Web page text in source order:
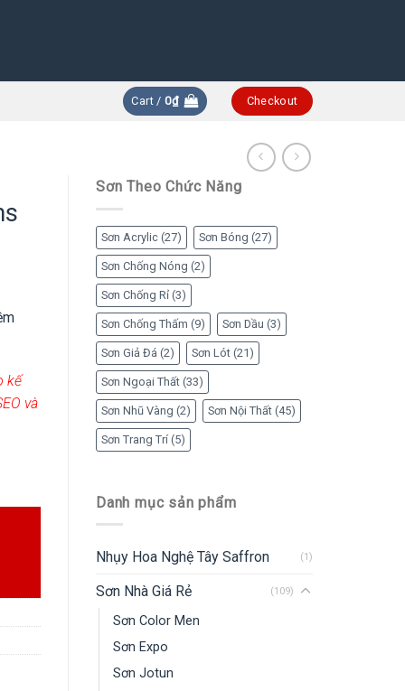
Cart /0₫ Checkout
Sơn Theo Chức Năng
Sơn Acrylic (27) Sơn Bóng (27)
Sơn Chống Nóng (2)
Sơn Chống Rỉ (3)
Sơn Chống Thấm (9) Sơn Dầu (3)
Sơn Giả Đá (2) Sơn Lót (21)
Sơn Ngoại Thất (33)
Sơn Nhũ Vàng (2) Sơn Nội Thất (45)
Sơn Trang Trí (5)
Danh mục sản phẩm
Nhụy Hoa Nghệ Tây Saffron (1)
Sơn Nhà Giá Rẻ (109)
Sơn Color Men
Sơn Expo
Sơn Jotun
kế
và